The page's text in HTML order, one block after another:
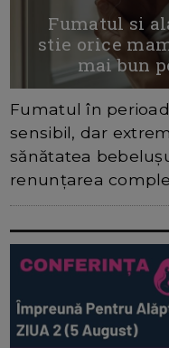
Fumatul si
stie orice
mai bun
Fumatul în
sensibil, dar
sănătatea
renunțarea